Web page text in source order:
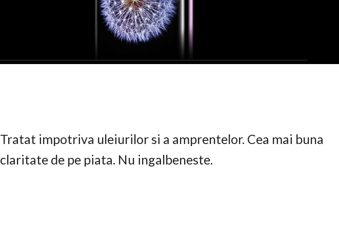
Tratat impotriva uleiurilor si a amprentelor. Cea mai buna
claritate de pe piata. Nu ingalbeneste.